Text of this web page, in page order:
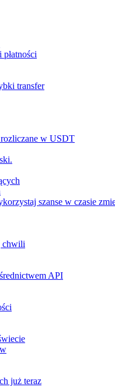
transfer
w USDT
szanse w czasie
chwili
API
już teraz